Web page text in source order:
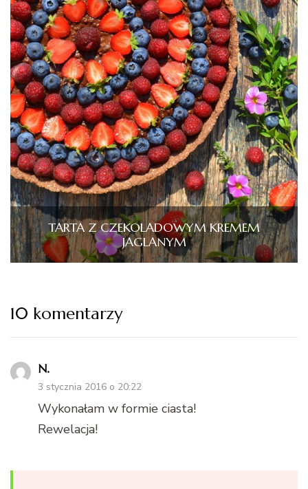
TARTA Z CZEKOLADOWYM KREMEM
JAGLANYM
10 komentarzy
N.
3 stycznia 2016 o 20:22
Wykonałam w formie ciasta!
Rewelacja!